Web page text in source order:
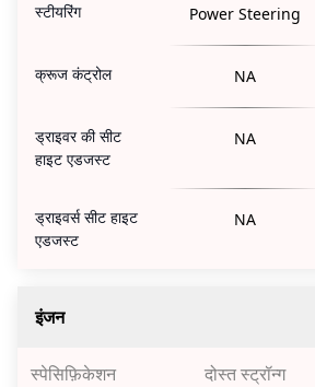
स्टीयरिंग Power Steering
क्रूज कंट्रोल NA
ड्राइवर की सीट
हाइट एडजस्ट
NA
ड्राइवर्स सीट हाइट
एडजस्ट
NA
इंजन
स्पेसिफ़िकेशन दोस्त स्ट्रॉन्ग